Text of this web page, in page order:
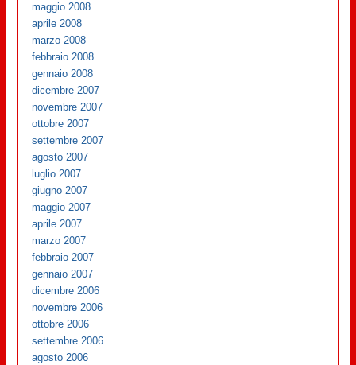
maggio 2008
aprile 2008
marzo 2008
febbraio 2008
gennaio 2008
dicembre 2007
novembre 2007
ottobre 2007
settembre 2007
agosto 2007
luglio 2007
giugno 2007
maggio 2007
aprile 2007
marzo 2007
febbraio 2007
gennaio 2007
dicembre 2006
novembre 2006
ottobre 2006
settembre 2006
agosto 2006